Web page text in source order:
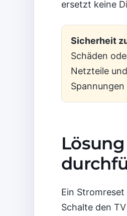
ersetzt keine
Sicherheit
Schäden
Netzteile
Ein
Schalte den